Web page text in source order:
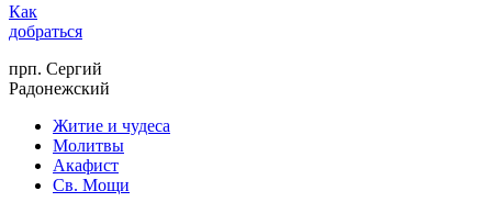
Как
добраться
прп. Сергий
Радонежский
Житие и чудеса
Молитвы
Акафист
Св. Мощи